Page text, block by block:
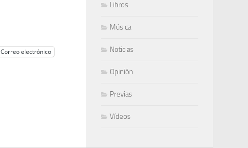
Correo electrónico
Libros
Música
Noticias
Opinión
Previas
Vídeos